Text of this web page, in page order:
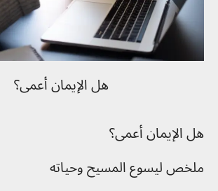
هل الإيمان أعمى؟
هل الإيمان أعمى؟
ملخص ليسوع المسيح وحياته